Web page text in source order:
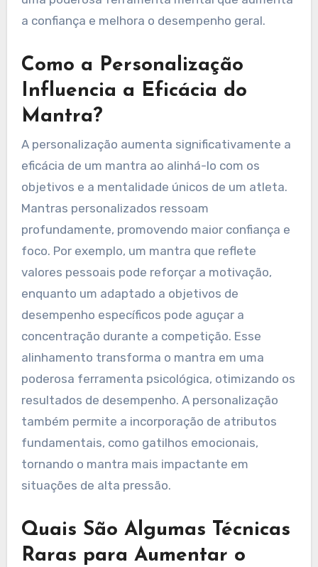
Tornam um Mantra
Um mantra pessoal é eficaz quando é conciso,
ressoante emocionalmente e adaptado ao
atleta individual. Atributos únicos incluem
personalização, que garante relevância para
objetivos específicos, e conexão emocional, que
aumenta a motivação. Além disso, clareza na
linguagem ajuda a reforçar o foco durante o
desempenho. Integrar esses atributos promove
uma poderosa ferramenta mental que aumenta
a confiança e melhora o desempenho geral.
Como a Personalização
Influencia a Eficácia do
Mantra?
valores pessoais pode reforçar a motivação,
enquanto um adaptado a objetivos de
desempenho específicos pode aguçar a